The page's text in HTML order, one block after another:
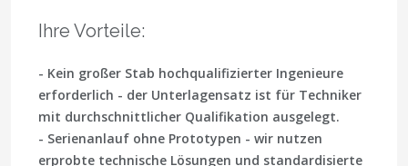
Ihre Vorteile:
- Kein großer Stab hochqualifizierter Ingenieure
erforderlich - der Unterlagensatz ist für Techniker
mit durchschnittlicher Qualifikation ausgelegt.
- Serienanlauf ohne Prototypen - wir nutzen
erprobte technische Lösungen und standardisierte